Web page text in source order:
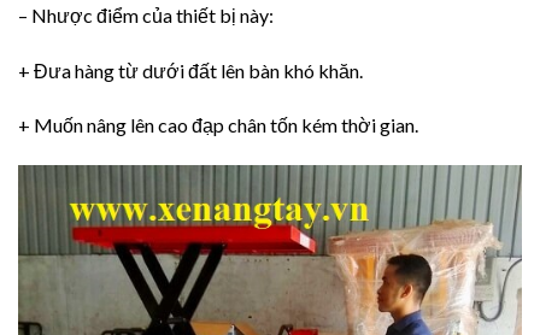
– Nhược điểm của thiết bị này:
+ Đưa hàng từ dưới đất lên bàn khó khăn.
+ Muốn nâng lên cao đạp chân tốn kém thời gian.